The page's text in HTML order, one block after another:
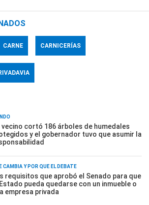
CARNE CARNICERÍAS
vecino cortó 186 árboles de humedales
y el gobernador tuvo que asumir la
CAMBIA Y POR QUÉ EL DEBATE
requisitos que aprobó el Senado para que
pueda quedarse con un inmueble o
empresa privada